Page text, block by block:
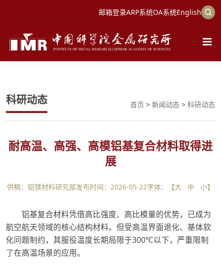
邮箱登录ARP系统OA系统English
科研动态 首页 > 新闻动态 > 科研动态
耐高温、高强、高模铝基复合材料取得进
展
供稿：铝镁材料研究部发布时间：2026-05-22字体：【大 中 小】
铝基复合材料凭借高比强度、高比模量的优势，已成为
航空航天领域的核心结构材料。但受高温界面退化、基体软
化问题制约，其服役温度长期局限于300℃以下，严重限制
了在高温场景的应用。